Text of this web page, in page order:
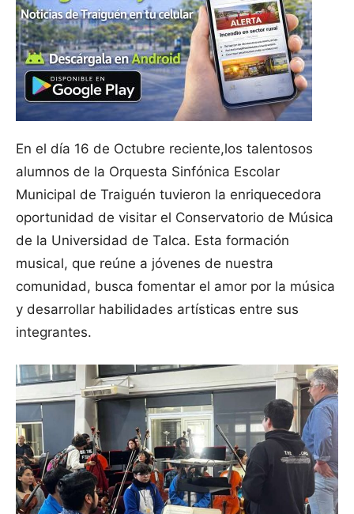
En el día 16 de Octubre reciente,los talentosos
alumnos de la Orquesta Sinfónica Escolar
Municipal de Traiguén tuvieron la enriquecedora
oportunidad de visitar el Conservatorio de Música
de la Universidad de Talca. Esta formación
musical, que reúne a jóvenes de nuestra
comunidad, busca fomentar el amor por la música
y desarrollar habilidades artísticas entre sus
integrantes.